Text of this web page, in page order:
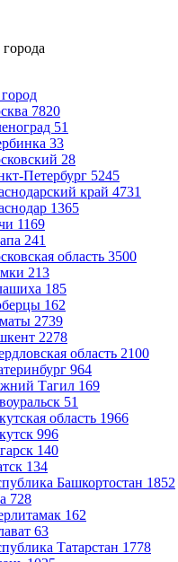
7820
51
33
28
Петербург 5245
край 4731
1365
1169
241
область 3500
213
185
162
2739
2278
область 2100
964
Тагил 169
51
область 1966
996
140
134
Башкортостан 1852
728
162
63
Татарстан 1778